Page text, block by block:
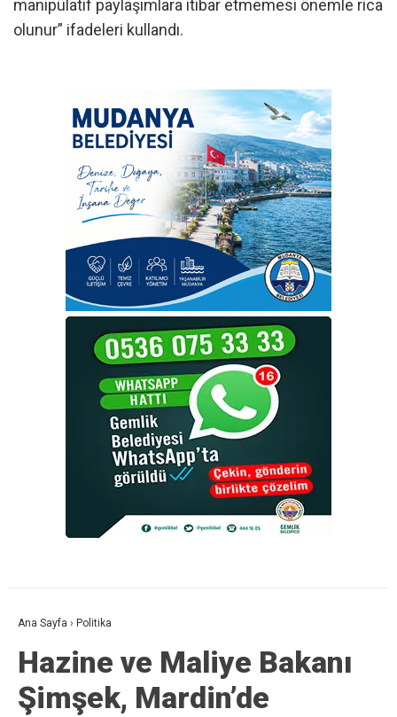
manipülatif paylaşımlara itibar etmemesi önemle rica
olunur” ifadeleri kullandı.
Ana Sayfa › Politika
Hazine ve Maliye Bakanı
Şimşek, Mardin’de